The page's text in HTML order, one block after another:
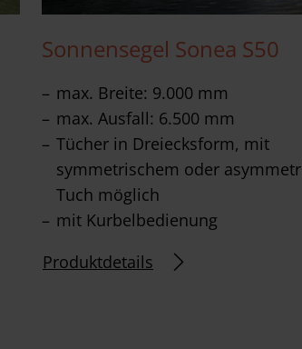
Sonnensegel Sonea S50
max. Breite: 9.000 mm
max. Ausfall: 6.500 mm
Tücher in Dreiecksform, mit
symmetrischem oder
Tuch möglich
mit Kurbelbedienung
Produktdetails